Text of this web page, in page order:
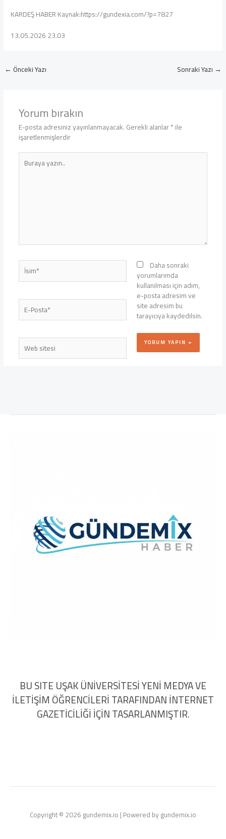
KARDEŞ HABER Kaynak:https://gundexia.com/?p=7827
13.05.2026 23.03
← Önceki Yazı Sonraki Yazı →
Yorum bırakın
E-posta adresiniz yayınlanmayacak.Gerekli alanlar*ile
işaretlenmişlerdir
Buraya
yazın..
İsim*
E-
Posta*
Web
sitesi
Daha sonraki
yorumlarımda
kullanılması için adım,
e-posta adresim ve
site adresim bu
tarayıcıya kaydedilsin.
BU SITE UŞAK ÜNİVERSİTESİ YENİ MEDYA VE
İLETİŞİM ÖĞRENCİLERİ TARAFINDAN İNTERNET
GAZETİCİLİĞİ İÇİN TASARLANMIŞTIR.
Copyright © 2026 gundemix.io | Powered by gundemix.io